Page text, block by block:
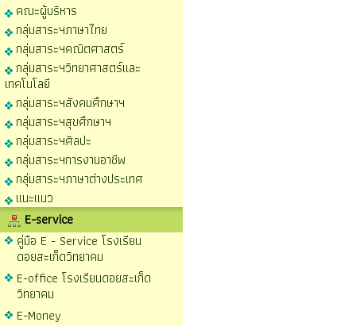
คณะผู้บริหาร
กลุ่มสาระฯภาษาไทย
กลุ่มสาระฯคณิตศาสตร์
กลุ่มสาระฯวิทยาศาสตร์และ
เทคโนโลยี
กลุ่มสาระฯสังคมศึกษาฯ
กลุ่มสาระฯสุขศึกษาฯ
กลุ่มสาระฯศิลปะ
กลุ่มสาระฯการงานอาชีพ
กลุ่มสาระฯภาษาต่างประเทศ
แนะแนว
E-service
คู่มือ E - Service โรงเรียน
ดอยสะเก็ดวิทยาคม
E-office โรงเรียนดอยสะเก็ด
วิทยาคม
E-Money